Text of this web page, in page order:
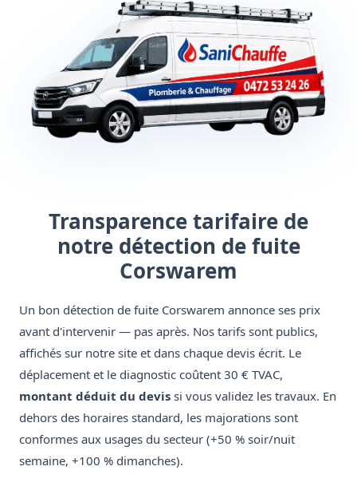
Transparence tarifaire de
notre détection de fuite
Corswarem
Un bon détection de fuite Corswarem annonce ses prix
avant d'intervenir — pas après. Nos tarifs sont publics,
affichés sur notre site et dans chaque devis écrit. Le
déplacement et le diagnostic coûtent 30 € TVAC,
montant déduit du devis si vous validez les travaux. En
dehors des horaires standard, les majorations sont
conformes aux usages du secteur (+50 % soir/nuit
semaine, +100 % dimanches).